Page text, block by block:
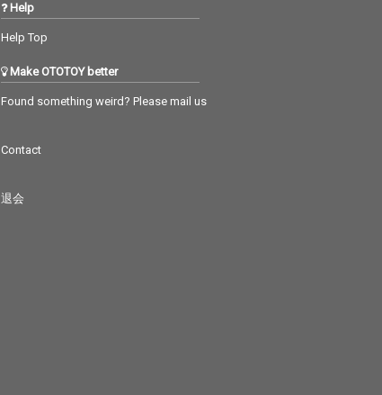
Help
Help Top
Make OTOTOY better
Found something weird? Please mail us
Contact
退会